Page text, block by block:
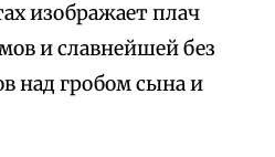
изображает плач
и славнейшей без
над гробом сына и